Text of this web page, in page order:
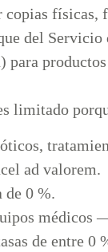
físicas,
del
productos
limitado
ad valorem.
de 0 %.
médicos
de entre 0